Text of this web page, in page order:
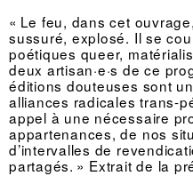
« Le feu, dans cet
sussuré, explosé. Il se
poétiques queer,
deux artisan·e·s de ce
éditions douteuses sont
alliances radicales trans-
appel à une nécessaire
appartenances, de nos
d’intervalles de
partagés. » Extrait de la